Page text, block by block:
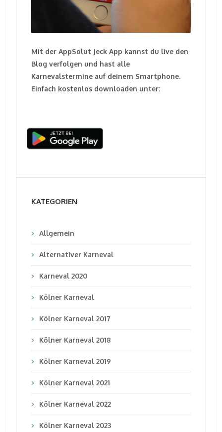
Mit der AppSolut Jeck App kannst du live den
Blog verfolgen und hast alle
Karnevalstermine auf deinem Smartphone.
Einfach kostenlos downloaden unter:
KATEGORIEN
Allgemein
Alternativer Karneval
Karneval 2020
Kölner Karneval
Kölner Karneval 2017
Kölner Karneval 2018
Kölner Karneval 2019
Kölner Karneval 2021
Kölner Karneval 2022
Kölner Karneval 2023